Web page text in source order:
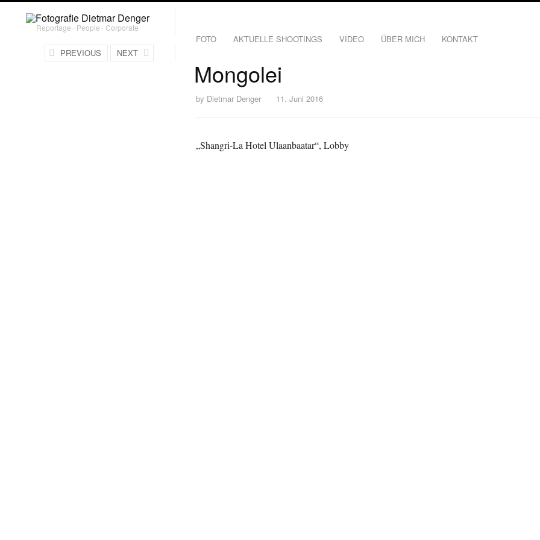
Reportage ∙ People ∙ Corporate
FOTO AKTUELLE SHOOTINGS VIDEO ÜBER MICH KONTAKT
Mongolei
by Dietmar Denger 11. Juni 2016
„Shangri-La Hotel Ulaanbaatar“, Lobby
PREVIOUS NEXT